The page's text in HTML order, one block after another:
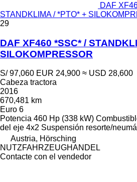
DAF
STANDKLIMA / *PTO* +
29
DAF XF460 *SSC* /
SILOKOMPRESSOR
S/ 97,060 EUR 24,900 ≈ USD 28,600
Cabeza tractora
2016
670,481 km
Euro 6
Potencia 460 Hp (338 kW)
del eje 4x2 Suspensión resorte/
Austria, Hörsching
NUTZFAHRZEUGHANDEL
Contacte con el vendedor